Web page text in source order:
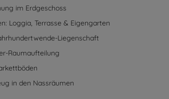
im Erdgeschoss
Loggia, Terrasse & Eigengarten
Liegenschaft
Raumaufteilung